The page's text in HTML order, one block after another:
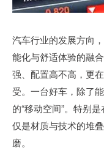
汽车行业的发展方向
能化与舒适体验的融
强、配置高不高，更
受。一台好车，除了
的“移动空间”。特别
仅是材质与技术的堆
磨。